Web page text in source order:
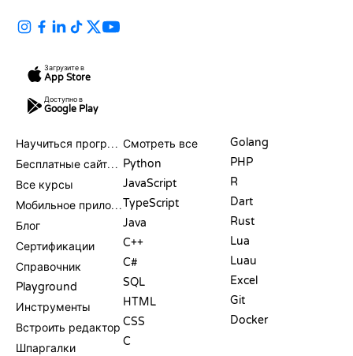
Загрузите в
App Store
Доступно в
Google Play
Научиться программировать
Бесплатные сайты для программирования
Все курсы
Мобильное приложение
Блог
Сертификации
Справочник
Playground
Инструменты
Встроить редактор
Шпаргалки
Смотреть все
Python
JavaScript
TypeScript
Java
C++
C#
SQL
HTML
CSS
C
Golang
PHP
R
Dart
Rust
Lua
Luau
Excel
Git
Docker